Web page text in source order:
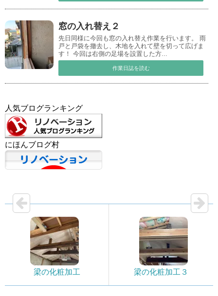
窓の入れ替え２
先日同様に今回も窓の入れ替え作業を行います。 雨
戸と戸袋を撤去し、木地を入れて壁を切って広げま
す！ 今回は右側の足場を設置した方...
作業日誌を読む
人気ブログランキング
にほんブログ村
梁の化粧加工 梁の化粧加工３